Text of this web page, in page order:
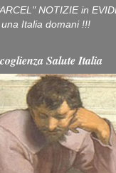
NOTIZIE in
Italia domani !!!
Salute Italia